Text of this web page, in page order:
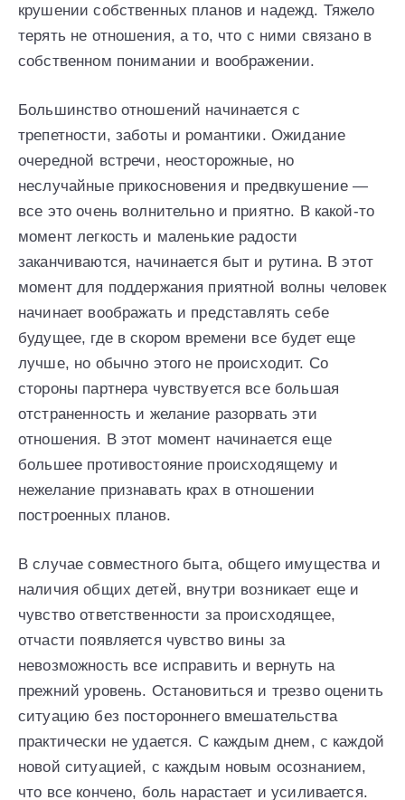
крушении собственных планов и надежд. Тяжело
терять не отношения, а то, что с ними связано в
собственном понимании и воображении.
Большинство отношений начинается с
трепетности, заботы и романтики. Ожидание
очередной встречи, неосторожные, но
неслучайные прикосновения и предвкушение —
все это очень волнительно и приятно. В какой-то
момент легкость и маленькие радости
заканчиваются, начинается быт и рутина. В этот
момент для поддержания приятной волны человек
начинает воображать и представлять себе
будущее, где в скором времени все будет еще
лучше, но обычно этого не происходит. Со
стороны партнера чувствуется все большая
отстраненность и желание разорвать эти
отношения. В этот момент начинается еще
большее противостояние происходящему и
нежелание признавать крах в отношении
построенных планов.
В случае совместного быта, общего имущества и
наличия общих детей, внутри возникает еще и
чувство ответственности за происходящее,
отчасти появляется чувство вины за
невозможность все исправить и вернуть на
прежний уровень. Остановиться и трезво оценить
ситуацию без постороннего вмешательства
практически не удается. С каждым днем, с каждой
новой ситуацией, с каждым новым осознанием,
что все кончено, боль нарастает и усиливается.